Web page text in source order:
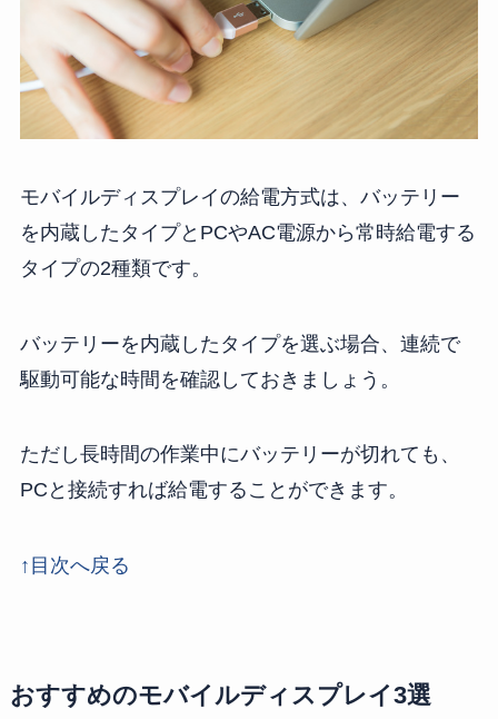
モバイルディスプレイの給電方式は、バッテリー
を内蔵したタイプとPCやAC電源から常時給電する
タイプの2種類です。
バッテリーを内蔵したタイプを選ぶ場合、連続で
駆動可能な時間を確認しておきましょう。
ただし長時間の作業中にバッテリーが切れても、
PCと接続すれば給電することができます。
↑目次へ戻る
おすすめのモバイルディスプレイ3選